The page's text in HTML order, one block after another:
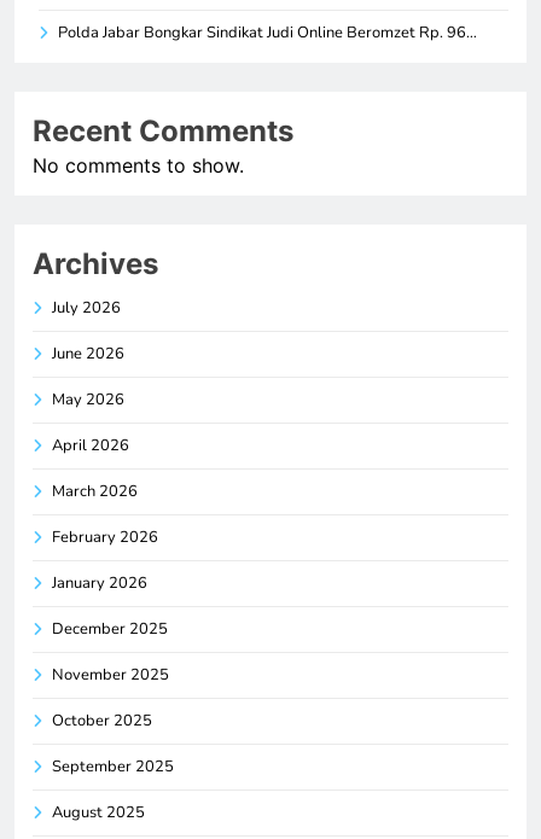
Polda Jabar Bongkar Sindikat Judi Online Beromzet Rp. 96…
Recent Comments
No comments to show.
Archives
July 2026
June 2026
May 2026
April 2026
March 2026
February 2026
January 2026
December 2025
November 2025
October 2025
September 2025
August 2025